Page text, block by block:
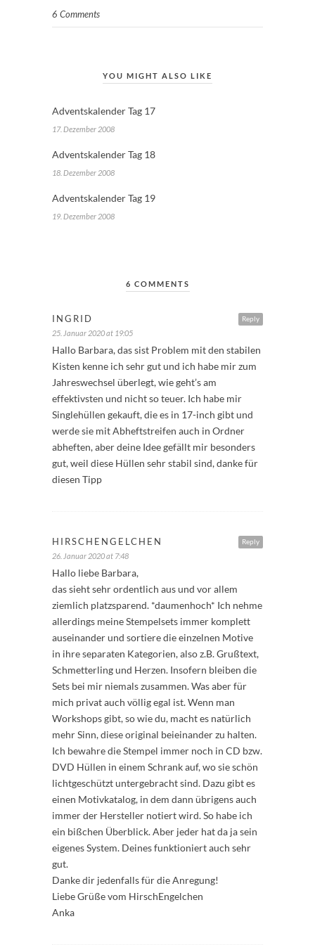
6 Comments
YOU MIGHT ALSO LIKE
Adventskalender Tag 17
17. Dezember 2008
Adventskalender Tag 18
18. Dezember 2008
Adventskalender Tag 19
19. Dezember 2008
6 COMMENTS
Reply
INGRID
25. Januar 2020 at 19:05
Hallo Barbara, das sist Problem mit den stabilen
Kisten kenne ich sehr gut und ich habe mir zum
Jahreswechsel überlegt, wie geht’s am
effektivsten und nicht so teuer. Ich habe mir
Singlehüllen gekauft, die es in 17-inch gibt und
werde sie mit Abheftstreifen auch in Ordner
abheften, aber deine Idee gefällt mir besonders
gut, weil diese Hüllen sehr stabil sind, danke für
diesen Tipp
Reply
HIRSCHENGELCHEN
26. Januar 2020 at 7:48
Hallo liebe Barbara,
das sieht sehr ordentlich aus und vor allem
ziemlich platzsparend. *daumenhoch* Ich nehme
allerdings meine Stempelsets immer komplett
auseinander und sortiere die einzelnen Motive
in ihre separaten Kategorien, also z.B. Grußtext,
Schmetterling und Herzen. Insofern bleiben die
Sets bei mir niemals zusammen. Was aber für
mich privat auch völlig egal ist. Wenn man
Workshops gibt, so wie du, macht es natürlich
mehr Sinn, diese original beieinander zu halten.
Ich bewahre die Stempel immer noch in CD bzw.
DVD Hüllen in einem Schrank auf, wo sie schön
lichtgeschützt untergebracht sind. Dazu gibt es
einen Motivkatalog, in dem dann übrigens auch
immer der Hersteller notiert wird. So habe ich
ein bißchen Überblick. Aber jeder hat da ja sein
eigenes System. Deines funktioniert auch sehr
gut.
Danke dir jedenfalls für die Anregung!
Liebe Grüße vom HirschEngelchen
Anka